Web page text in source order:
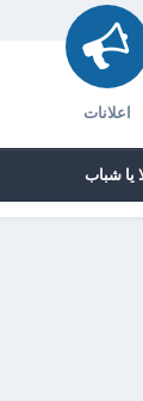
اعلانات
يا شباب